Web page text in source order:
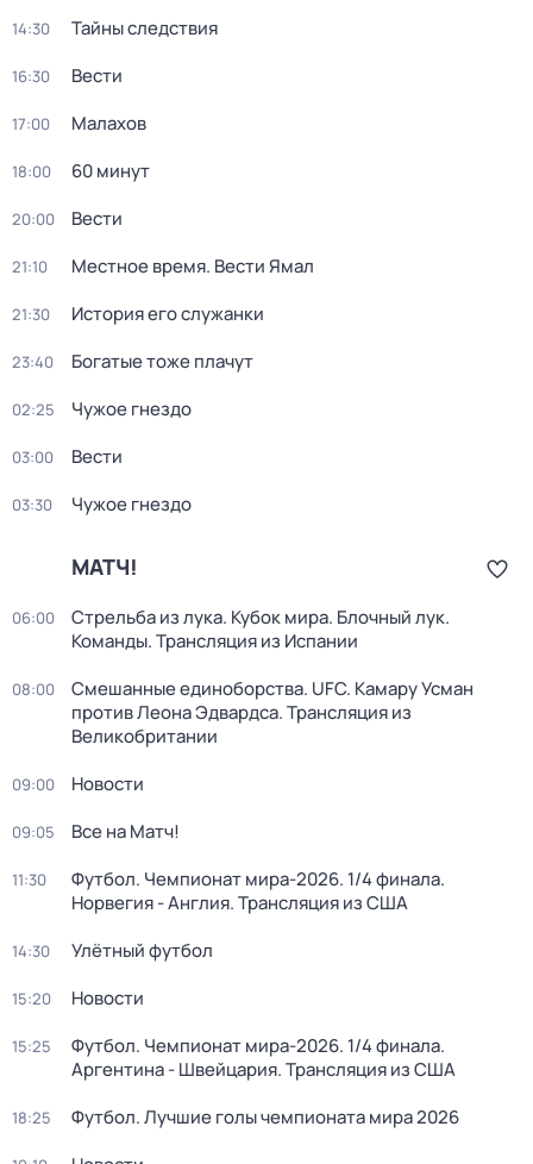
14:30 Тайны следствия
16:30 Вести
17:00 Малахов
18:00 60 минут
20:00 Вести
21:10 Местное время. Вести Ямал
21:30 История его служанки
23:40 Богатые тоже плачут
02:25 Чужое гнездо
03:00 Вести
03:30 Чужое гнездо
МАТЧ!
06:00
Стрельба из лука. Кубок мира. Блочный лук.
Команды. Трансляция из Испании
08:00
Смешанные единоборства. UFC. Камару Усман
против Леона Эдвардса. Трансляция из
Великобритании
09:00 Новости
09:05 Все на Матч!
11:30
Футбол. Чемпионат мира-2026. 1/4 финала.
Норвегия - Англия. Трансляция из США
14:30 Улётный футбол
15:20 Новости
15:25
Футбол. Чемпионат мира-2026. 1/4 финала.
Аргентина - Швейцария. Трансляция из США
18:25 Футбол. Лучшие голы чемпионата мира 2026